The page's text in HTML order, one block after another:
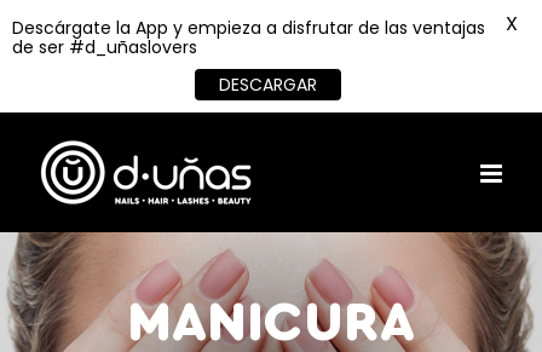
content
MANICURA
Descárgate la App y empieza a disfrutar de las ventajas
de ser #d_uñaslovers
DESCARGAR
X